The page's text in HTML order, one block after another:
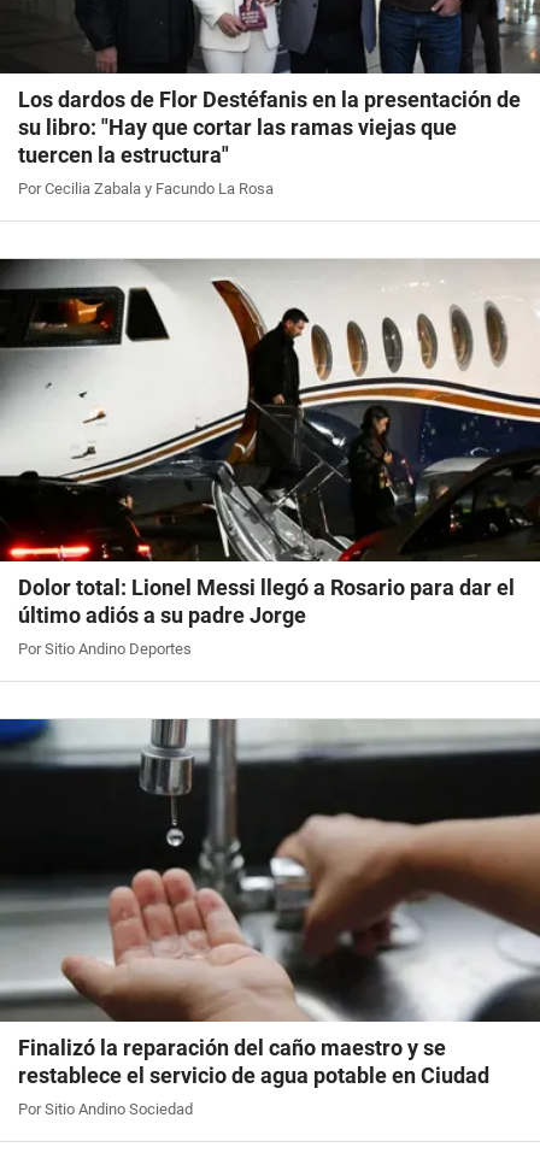
Los dardos de Flor Destéfanis en la presentación de
su libro: "Hay que cortar las ramas viejas que
tuercen la estructura"
Por Cecilia Zabala y Facundo La Rosa
Dolor total: Lionel Messi llegó a Rosario para dar el
último adiós a su padre Jorge
Por Sitio Andino Deportes
Finalizó la reparación del caño maestro y se
restablece el servicio de agua potable en Ciudad
Por Sitio Andino Sociedad